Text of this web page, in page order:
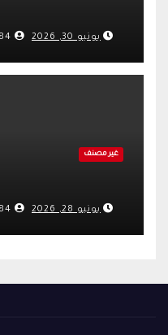
يونيو 30, 2026
غير مصنف
يونيو 28, 2026